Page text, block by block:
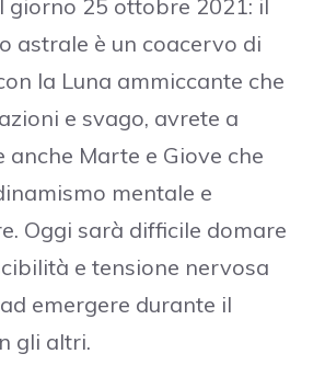
giorno 25 ottobre 2021: il
astrale è un coacervo di
la Luna ammiccante che
e svago, avrete a
Marte e Giove che
mentale e
Oggi sarà difficile domare
e tensione nervosa
emergere durante il
gli altri.